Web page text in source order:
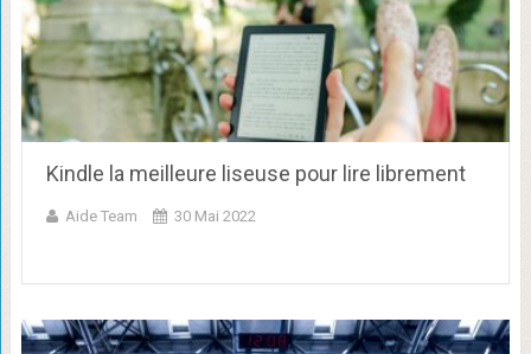
Kindle la meilleure liseuse pour lire librement
Aide Team 30 Mai 2022